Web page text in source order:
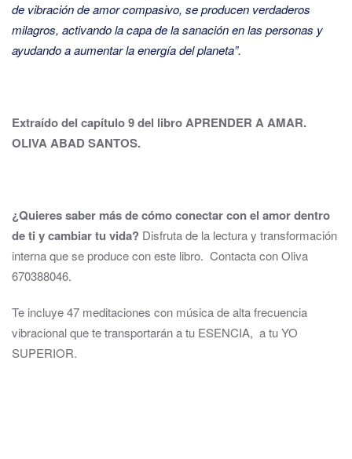
de vibración de amor compasivo, se producen verdaderos
milagros, activando la capa de la sanación en las personas y
ayudando a aumentar la energía del planeta”.
Extraído del capítulo 9 del libro APRENDER A AMAR.
OLIVA ABAD SANTOS.
¿Quieres saber más de cómo conectar con el amor dentro
de ti y cambiar tu vida? Disfruta de la lectura y transformación
interna que se produce con este libro. Contacta con Oliva
670388046.
Te incluye 47 meditaciones con música de alta frecuencia
vibracional que te transportarán a tu ESENCIA, a tu YO
SUPERIOR.